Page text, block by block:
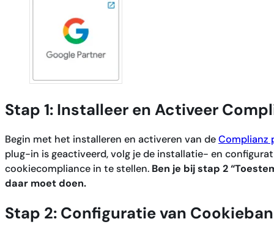
Stap 1: Installeer en Activeer
Begin met het installeren en activeren van deComplianz
plug-in is geactiveerd, volg je de installatie- en
cookiecompliance in te stellen. Ben je bij stap 2
daar moet doen.
Stap 2: Configuratie van